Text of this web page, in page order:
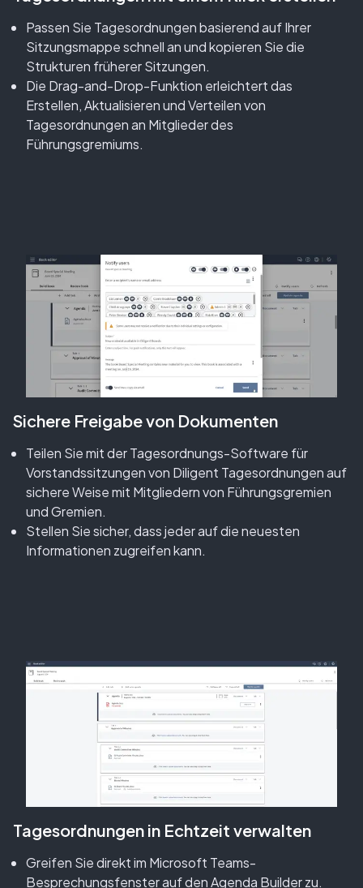
Passen Sie Tagesordnungen basierend auf Ihrer
Sitzungsmappe schnell an und kopieren Sie die
Strukturen früherer Sitzungen.
Die Drag-and-Drop-Funktion erleichtert das
Erstellen, Aktualisieren und Verteilen von
Tagesordnungen an Mitglieder des
Führungsgremiums.
Sichere Freigabe von Dokumenten
Teilen Sie mit der Tagesordnungs-Software für
Vorstandssitzungen von Diligent Tagesordnungen auf
sichere Weise mit Mitgliedern von Führungsgremien
und Gremien.
Stellen Sie sicher, dass jeder auf die neuesten
Informationen zugreifen kann.
Tagesordnungen in Echtzeit verwalten
Greifen Sie direkt im Microsoft Teams-
Besprechungsfenster auf den Agenda Builder zu.